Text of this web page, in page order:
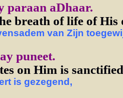
paraan aDhaar.
breath of life of His
van Zijn
puneet.
on Him is
is gezegend,